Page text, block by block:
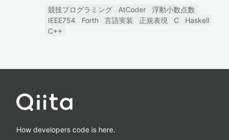
競技プログラミング AtCoder
浮動小数点数
IEEE754
Forth 言語実装 正規表現 C
Haskell
C++
How developers code is here.